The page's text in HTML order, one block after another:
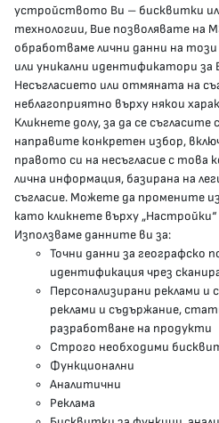
гр.София, 1000, пл.
МЗ В СОЦИАЛНИТЕ
Facebook страница
Instragram профил
YouTube канал
Threads профил
Карта на сайта
Бисквитки
устройството Ви – бисквитки
технологии, Вие позволявате на
обработваме лични данни на
или уникални идентификатори
Несъгласието или отмяната на
неблагоприятно върху някои
Кликнете долу, за да се
направите конкретен избор,
правото си на несъгласие с това
лична информация, базирана на
съгласие. Можете да промените
като кликнете върху „Настройки“
Използваме данните ви за:
Точни данни за географско
идентификация чрез
Персонализирани реклами и
реклами и съдържание,
разработване на продукти
Строго необходими
Функционални
Аналитични
Реклама